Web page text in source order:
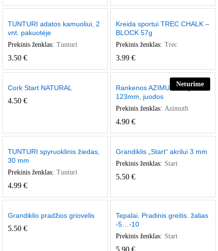
TUNTURI adatos kamuoliui, 2
vnt. pakuotėje
Prekinis ženklas: Tunturi
3.50 €
Kreida sportui TREC CHALK –
BLOCK 57g
Prekinis ženklas: Trec
3.99 €
Cork Start NATURAL
4.50 €
Neturime
Rankenos AZIMUT Easy Lines
123mm, juodos
Prekinis ženklas: Azimuth
4.90 €
TUNTURI spyruoklinis žiedas,
30 mm
Prekinis ženklas: Tunturi
4.99 €
Grandiklis „Start“ akrilui 3 mm
Prekinis ženklas: Start
5.50 €
Grandiklio pradžios griovelis
5.50 €
Tepalai. Pradinis greitis. žalias
-5…-10
Prekinis ženklas: Start
5.90 €